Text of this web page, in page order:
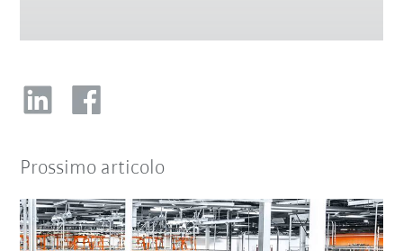
Prossimo articolo